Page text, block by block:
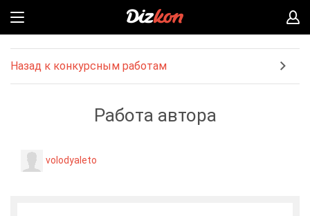
Назад к конкурсным работам
Работа автора
volodyaleto